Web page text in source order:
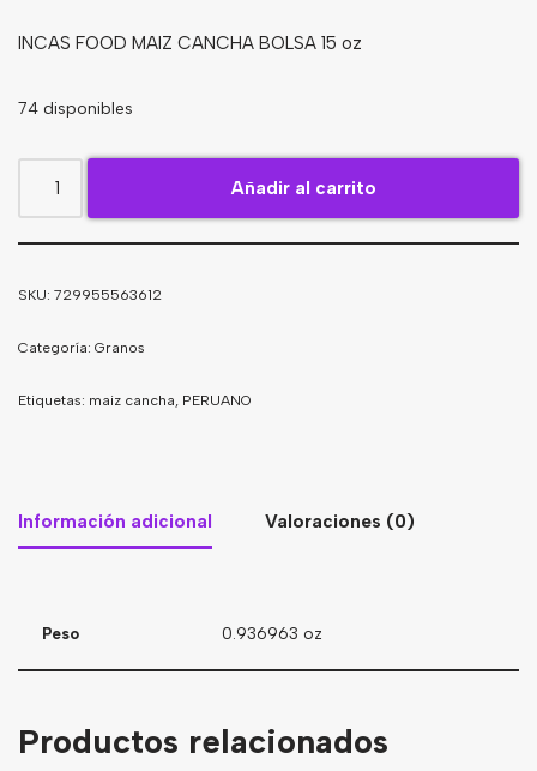
Tés
INCAS FOOD MAIZ CANCHA BOLSA 15 oz
74 disponibles
Añadir al carrito
SKU: 729955563612
Categoría: Granos
Etiquetas: maiz cancha PERUANO
Información adicional Valoraciones (0)
Peso 0.936963 oz
Productos relacionados